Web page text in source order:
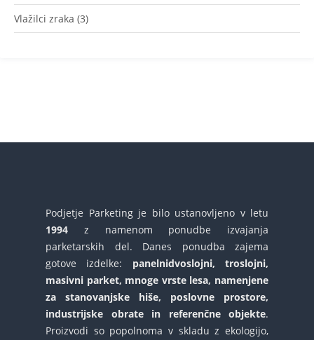
Vlažilci zraka (3)
Podjetje Parketing je bilo ustanovljeno v letu
1994 z namenom ponudbe izvajanja
parketarskih del. Danes ponudba zajema
gotove izdelke: panelnidvoslojni, troslojni,
masivni parket, mnoge vrste lesa, namenjene
za stanovanjske hiše, poslovne prostore,
industrijske obrate in referenčne objekte.
Proizvodi so popolnoma v skladu z ekologijo,